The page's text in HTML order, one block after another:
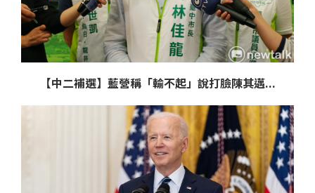
【中二補選】藍營稱「輸不起」說打臉陳其邁...